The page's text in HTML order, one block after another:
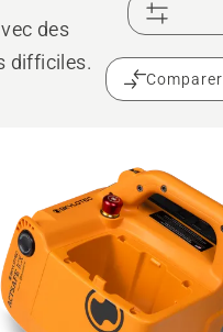
des
difficiles.
Comparer